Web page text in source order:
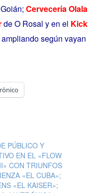
Cervecería Olala
de O Rosal y en el Kick
según vayan
PÚBLICO Y
EN EL «FLOW
CON TRIUNFOS
«EL CUBA»;
«EL KAISER»;